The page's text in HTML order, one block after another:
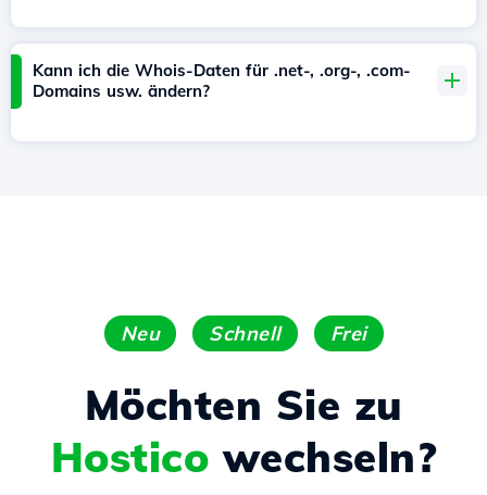
Kann ich die Whois-Daten für .net-, .org-, .com-
Domains usw. ändern?
Neu Schnell Frei
Möchten Sie zu
Hostico wechseln?